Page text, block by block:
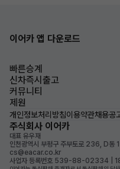
이어카 앱 다운로드
빠른승계
신차즉시출고
커뮤니티
제원
개인정보처리방침이용약관채용공
주식회사 이어카
대표 유우재
인천광역시 부평구 주부토로 236, D동
cs@eacar.co.kr
사업자 등록번호 539-88-02334 |